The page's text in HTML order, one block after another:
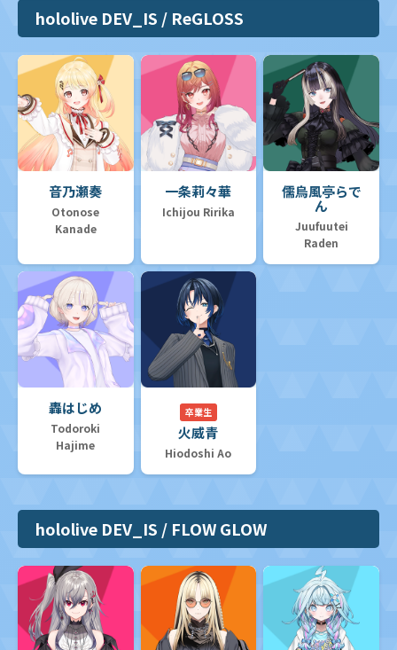
hololive DEV_IS / ReGLOSS
音乃瀬奏
Otonose
Kanade
一条莉々華
Ichijou Ririka
儒烏風亭らで
ん
Juufuutei
Raden
轟はじめ
Todoroki
Hajime
卒業生
火威青
Hiodoshi Ao
hololive DEV_IS / FLOW GLOW